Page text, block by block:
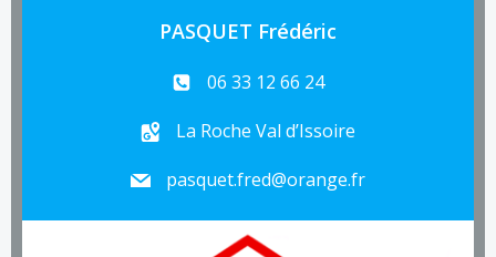
PASQUET Frédéric
06 33 12 66 24
La Roche Val d’Issoire
pasquet.fred@orange.fr